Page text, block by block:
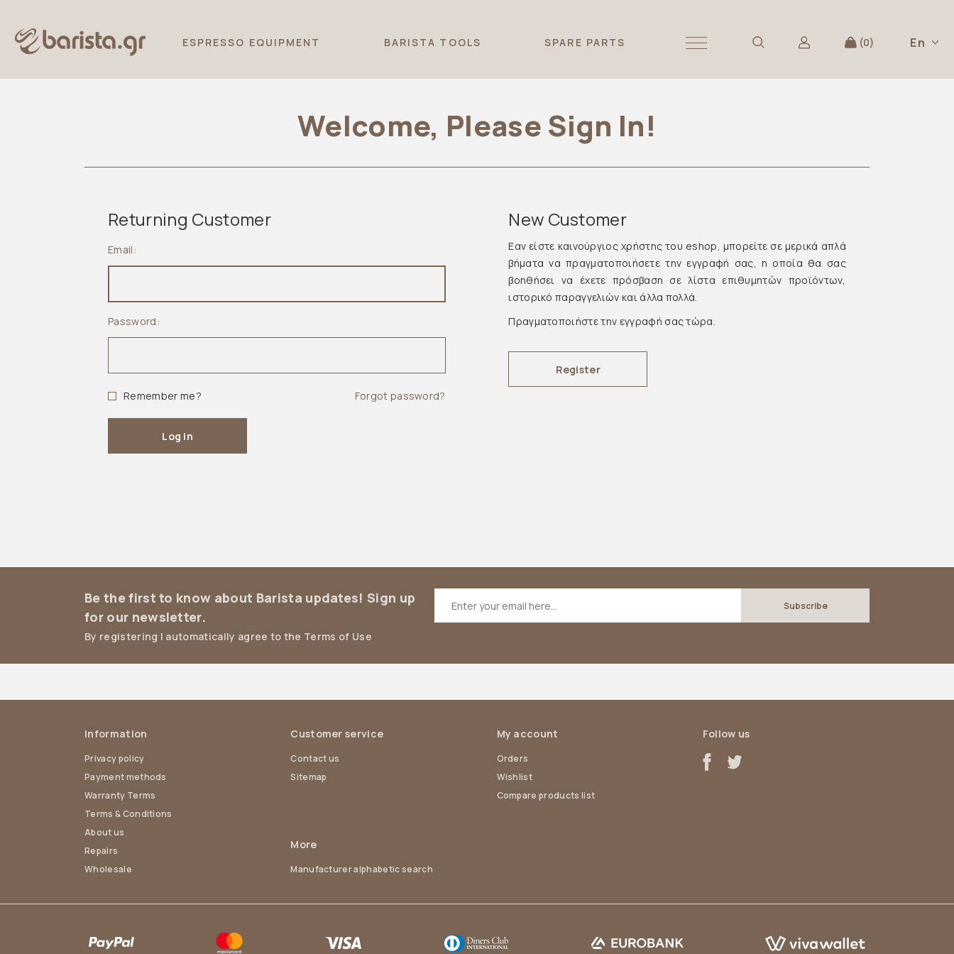
ESPRESSO EQUIPMENT BARISTA TOOLS SPARE PARTS 0 En
Welcome, Please Sign In!
New Customer
Εαν είστε καινούργιος χρήστης του eshop, μπορείτε σε μερικά απλά
βήματα να πραγματοποιήσετε την εγγραφή σας, η οποία θα σας
βοηθήσει να έχετε πρόσβαση σε λίστα επιθυμητών προϊόντων,
ιστορικό παραγγελιών και άλλα πολλά.
Πραγματοποιήστε την εγγραφή σας τώρα.
Register
Returning Customer
Email:
Password:
Remember me? Forgot password?
Log in
Be the first to know about Barista updates! Sign up
for our newsletter.
By registering I automatically agree to the Terms of Use
Information
Privacy policy
Payment methods
Warranty Terms
Terms & Conditions
About us
Repairs
Wholesale
Customer service
Contact us
Sitemap
More
Manufacturer alphabetic search
My account
Orders
Wishlist
Compare products list
Follow us